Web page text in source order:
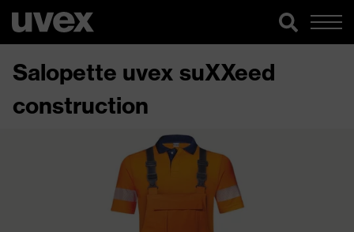
Salopette uvex suXXeed
construction